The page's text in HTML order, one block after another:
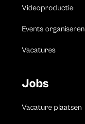
Videoproductie
Events organiseren
Vacatures
Jobs
Vacature plaatsen